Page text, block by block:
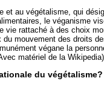
et au végétalisme, qui
le véganisme
vie rattaché à des choix
mouvement des droits
végane la
matériel de la Wikipedia)
du végétalisme?